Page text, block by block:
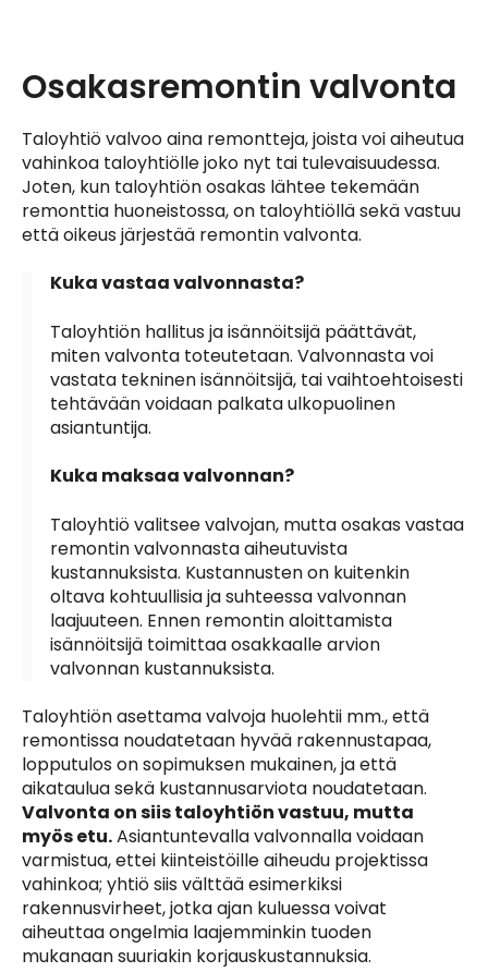
Osakasremontin valvonta
Taloyhtiö valvoo aina remontteja, joista voi aiheutua
vahinkoa taloyhtiölle joko nyt tai tulevaisuudessa.
Joten, kun taloyhtiön osakas lähtee tekemään
remonttia huoneistossa, on taloyhtiöllä sekä vastuu
että oikeus järjestää remontin valvonta.
Kuka vastaa valvonnasta?
Taloyhtiön hallitus ja isännöitsijä päättävät,
miten valvonta toteutetaan. Valvonnasta voi
vastata tekninen isännöitsijä, tai vaihtoehtoisesti
tehtävään voidaan palkata ulkopuolinen
asiantuntija.
Kuka maksaa valvonnan?
Taloyhtiö valitsee valvojan, mutta osakas vastaa
remontin valvonnasta aiheutuvista
kustannuksista. Kustannusten on kuitenkin
oltava kohtuullisia ja suhteessa valvonnan
laajuuteen. Ennen remontin aloittamista
isännöitsijä toimittaa osakkaalle arvion
valvonnan kustannuksista.
Taloyhtiön asettama valvoja huolehtii mm., että
remontissa noudatetaan hyvää rakennustapaa,
lopputulos on sopimuksen mukainen, ja että
aikataulua sekä kustannusarviota noudatetaan.
Valvonta on siis taloyhtiön vastuu, mutta
myös etu.Asiantuntevalla valvonnalla voidaan
varmistua, ettei kiinteistöille aiheudu projektissa
vahinkoa; yhtiö siis välttää esimerkiksi
rakennusvirheet, jotka ajan kuluessa voivat
aiheuttaa ongelmia laajemminkin tuoden
mukanaan suuriakin korjauskustannuksia.